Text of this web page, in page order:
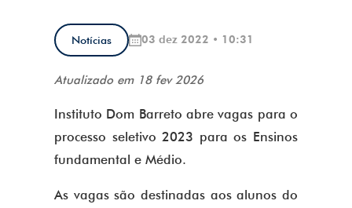
Notícias 03 dez 2022 • 10:31
Atualizado em 18 fev 2026
Instituto Dom Barreto abre vagas para o
processo seletivo 2023 para os Ensinos
fundamental e Médio.
As vagas são destinadas aos alunos do